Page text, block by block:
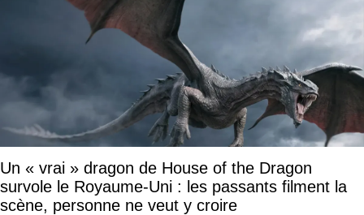
Un « vrai » dragon de House of the Dragon
survole le Royaume-Uni : les passants filment la
scène, personne ne veut y croire